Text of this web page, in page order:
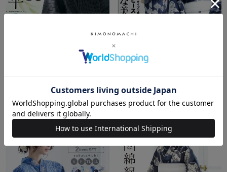
【送料無料】甚平 メンズ おしゃれ「しじら織り 綿麻甚平 単品 全13柄 6サイズ S M L LL/2L 3L 4L」父の日 敬老の日 男性 プレゼント 涼やか 綿麻甚平 上下セット ルームウェア 部屋着 セットアップ 花火大会 夏祭り
14,553-.